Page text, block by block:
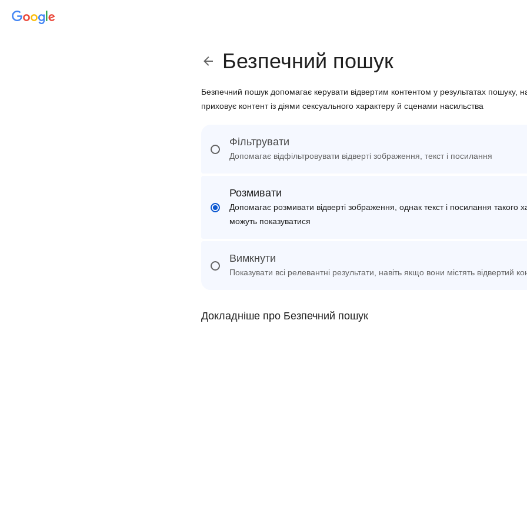
Безпечний пошук
Безпечний пошук допомагає керувати відвертим контентом у результатах пошуку,
приховує контент із діями сексуального характеру й сценами насильства
Фільтрувати
Допомагає відфільтровувати відверті зображення, текст і посилання
Розмивати
Допомагає розмивати відверті зображення, однак текст і посилання такого
можуть показуватися
Вимкнути
Показувати всі релевантні результати, навіть якщо вони містять відвертий
Докладніше про Безпечний пошук